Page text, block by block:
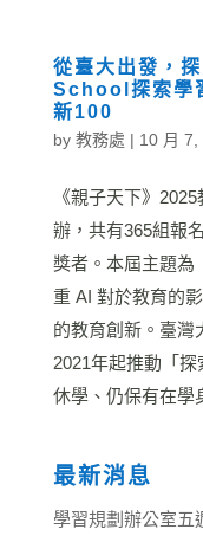
從臺大出發，
School探索學
新100
by 教務處 | 10 月 7,
《親子天下》
辦，共有365組報
獎者。本屆主題為
重 AI 對於教育的
的教育創新。臺灣
2021年起推動「
休學、仍保有在學
最新消息
學習規劃辦公室五